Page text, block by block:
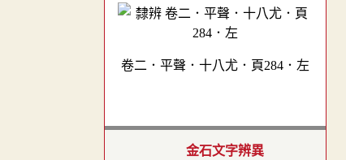
卷二．平聲．十八尤．頁284．左
金石文字辨異